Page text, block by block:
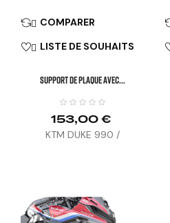
 COMPARER
 LISTE DE SOUHAITS
SUPPORT DE PLAQUE AVEC...
153,00 €
KTM DUKE 990 /